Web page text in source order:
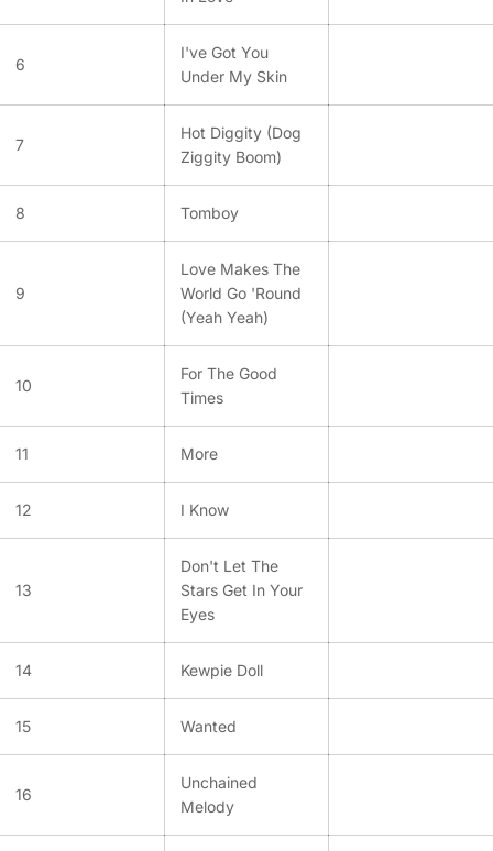
6
I've Got You
Under My Skin
7
Hot Diggity (Dog
Ziggity Boom)
8 Tomboy
9
Love Makes The
World Go 'Round
(Yeah Yeah)
10
For The Good
Times
11 More
12 I Know
13
Don't Let The
Stars Get In Your
Eyes
14 Kewpie Doll
15 Wanted
16
Unchained
Melody